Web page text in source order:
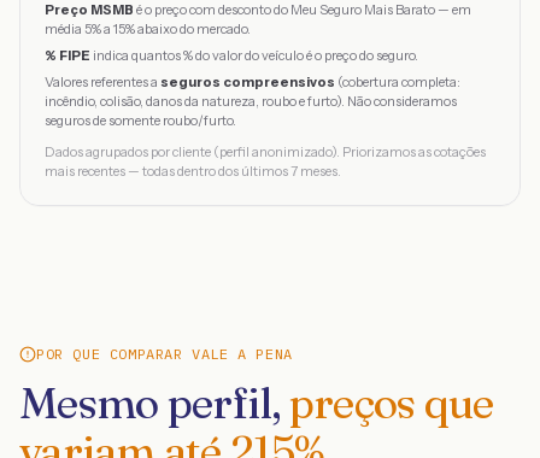
Preço MSMB é o preço com desconto do Meu Seguro Mais Barato — em
média 5% a 15% abaixo do mercado.
% FIPE indica quantos % do valor do veículo é o preço do seguro.
Valores referentes a seguros compreensivos (cobertura completa:
incêndio, colisão, danos da natureza, roubo e furto). Não consideramos
seguros de somente roubo/furto.
Dados agrupados por cliente (perfil anonimizado). Priorizamos as cotações
mais recentes — todas dentro dos últimos 7 meses.
POR QUE COMPARAR VALE A PENA
Mesmo perfil, preços que